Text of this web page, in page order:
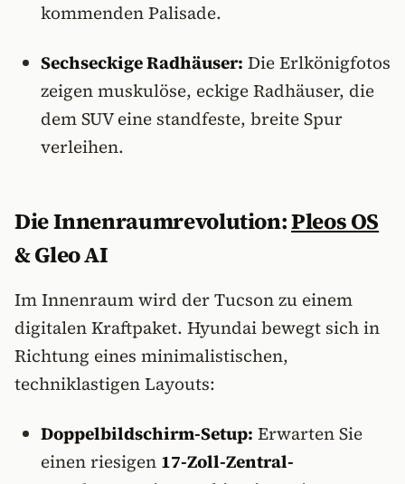
kommenden Palisade.
Sechseckige Radhäuser: Die Erlkönigfotos
zeigen muskulöse, eckige Radhäuser, die
dem SUV eine standfeste, breite Spur
verleihen.
Die Innenraumrevolution:Pleos OS
& Gleo AI
Im Innenraum wird der Tucson zu einem
digitalen Kraftpaket. Hyundai bewegt sich in
Richtung eines minimalistischen,
techniklastigen Layouts:
Doppelbildschirm-Setup: Erwarten Sie
einen riesigen 17-Zoll-Zentral-